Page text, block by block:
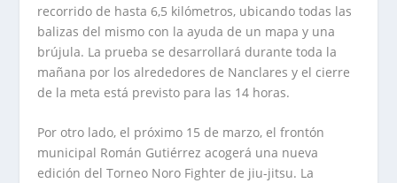
recorrido de hasta 6,5 kilómetros, ubicando todas las
balizas del mismo con la ayuda de un mapa y una
brújula. La prueba se desarrollará durante toda la
mañana por los alrededores de Nanclares y el cierre
de la meta está previsto para las 14 horas.
Por otro lado, el próximo 15 de marzo, el frontón
municipal Román Gutiérrez acogerá una nueva
edición del Torneo Noro Fighter de jiu-jitsu. La